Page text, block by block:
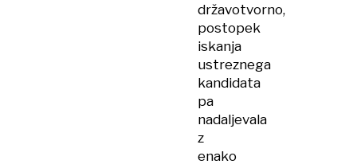
državotvorno,
postopek
iskanja
ustreznega
kandidata
pa
nadaljevala
z
enako